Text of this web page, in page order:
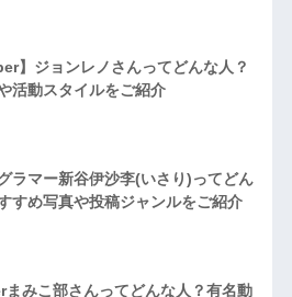
】ジョンレノさんってどんな人？
活動スタイルをご紹介
ラマー新谷伊沙李(いさり)ってどん
すめ写真や投稿ジャンルをご紹介
みこ部さんってどんな⼈？有名動